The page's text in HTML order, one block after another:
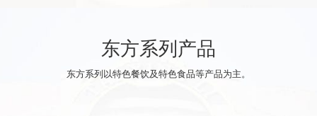
东方系列产品
东方系列以特色餐饮及特色食品等产品为主。